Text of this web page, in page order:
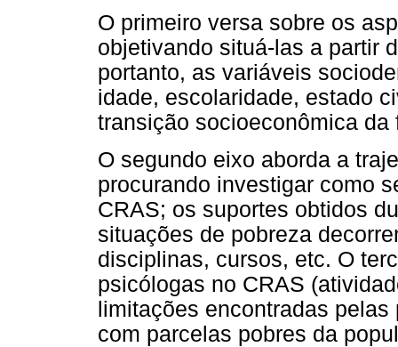
O primeiro versa sobre os
objetivando situá-las a partir
portanto, as variáveis
idade, escolaridade, estado
transição socioeconômica da
O segundo eixo aborda a
procurando investigar como
CRAS; os suportes obtidos
situações de pobreza
disciplinas, cursos, etc. O
psicólogas no CRAS
limitações encontradas
com parcelas pobres da